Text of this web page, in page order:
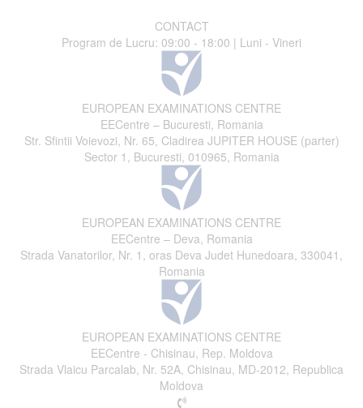
CONTACT
Program de Lucru: 09:00 - 18:00 | Luni - Vineri
EUROPEAN EXAMINATIONS CENTRE
EECentre – Bucuresti, Romania
Str. Sfintii Voievozi, Nr. 65, Cladirea JUPITER HOUSE (parter)
Sector 1, Bucuresti, 010965, Romania
EUROPEAN EXAMINATIONS CENTRE
EECentre – Deva, Romania
Strada Vanatorilor, Nr. 1, oras Deva Judet Hunedoara, 330041,
Romania
EUROPEAN EXAMINATIONS CENTRE
EECentre - Chisinau, Rep. Moldova
Strada Vlaicu Parcalab, Nr. 52A, Chisinau, MD-2012, Republica
Moldova